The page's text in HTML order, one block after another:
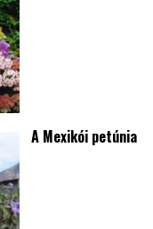
A Mexikói petúnia